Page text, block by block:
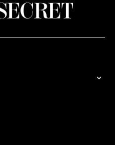
crear un centre integral, amb
tecnologia puntera, perquè tots